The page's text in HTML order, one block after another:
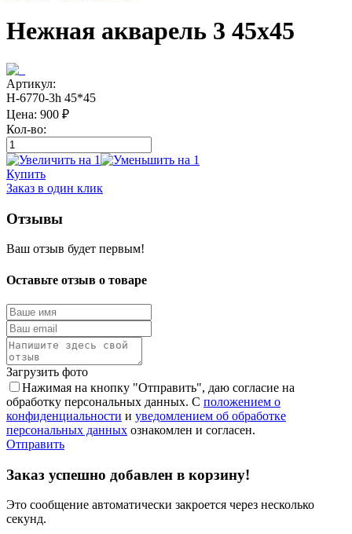
Нежная акварель 3 45x45
Артикул:
Н-6770-3h 45*45
Цена: 900 ₽
Кол-во:
Купить
Заказ в один клик
Отзывы
Ваш отзыв будет первым!
Оставьте отзыв о товаре
Загрузить фото
Нажимая на кнопку "Отправить", даю согласие на
обработку персональных данных. С положением о
конфиденциальности и уведомлением об обработке
персональных данных ознакомлен и согласен.
Отправить
Заказ успешно добавлен в корзину!
Это сообщение автоматически закроется через несколько
секунд.